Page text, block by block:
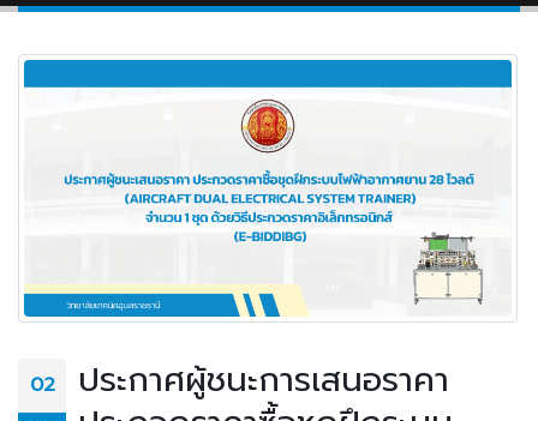
02
ประกาศผู้ชนะการเสนอราคา